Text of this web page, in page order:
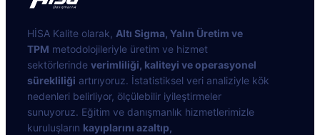
HİSA Kalite olarak, Altı Sigma, Yalın Üretim ve
TPM metodolojileriyle üretim ve hizmet
sektörlerinde verimliliği, kaliteyi ve operasyonel
sürekliliği artırıyoruz. İstatistiksel veri analiziyle kök
nedenleri belirliyor, ölçülebilir iyileştirmeler
sunuyoruz. Eğitim ve danışmanlık hizmetlerimizle
kuruluşların kayıplarını azaltıp,